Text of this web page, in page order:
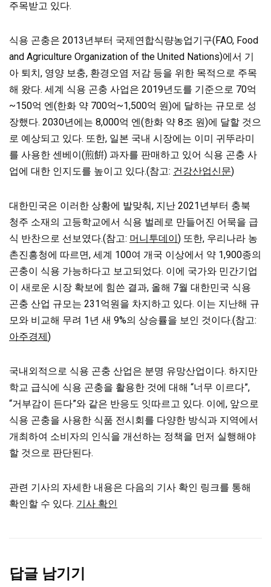
주목받고 있다.
식용 곤충은 2013년부터 국제연합식량농업기구(FAO, Food
and Agriculture Organization of the United Nations)에서 기
아 퇴치, 영양 보충, 환경오염 저감 등을 위한 목적으로 주목
해 왔다. 세계 식용 곤충 사업은 2019년도를 기준으로 70억
~150억 엔(한화 약 700억~1,500억 원)에 달하는 규모로 성
장했다. 2030년에는 8,000억 엔(한화 약 8조 원)에 달할 것으
로 예상되고 있다. 또한, 일본 국내 시장에는 이미 귀뚜라미
를 사용한 센베이(煎餠) 과자를 판매하고 있어 식용 곤충 사
업에 대한 인지도를 높이고 있다.(참고: 건강산업신문)
대한민국은 이러한 상황에 발맞춰, 지난 2021년부터 충북
청주 소재의 고등학교에서 식용 벌레로 만들어진 어묵을 급
식 반찬으로 선보였다.(참고: 머니투데이) 또한, 우리나라 농
촌진흥청에 따르면, 세계 100여 개국 이상에서 약 1,900종의
곤충이 식용 가능하다고 보고되었다. 이에 국가와 민간기업
이 새로운 시장 확보에 힘쓴 결과, 올해 7월 대한민국 식용
곤충 산업 규모는 231억원을 차지하고 있다. 이는 지난해 규
모와 비교해 무려 1년 새 9%의 상승률을 보인 것이다.(참고:
아주경제)
국내외적으로 식용 곤충 산업은 분명 유망산업이다. 하지만
학교 급식에 식용 곤충을 활용한 것에 대해 “너무 이르다”,
“거부감이 든다”와 같은 반응도 잇따르고 있다. 이에, 앞으로
식용 곤충을 사용한 식품 전시회를 다양한 방식과 지역에서
개최하여 소비자의 인식을 개선하는 정책을 먼저 실행해야
할 것으로 판단된다.
관련 기사의 자세한 내용은 다음의 기사 확인 링크를 통해
확인할 수 있다. 기사 확인
답글 남기기